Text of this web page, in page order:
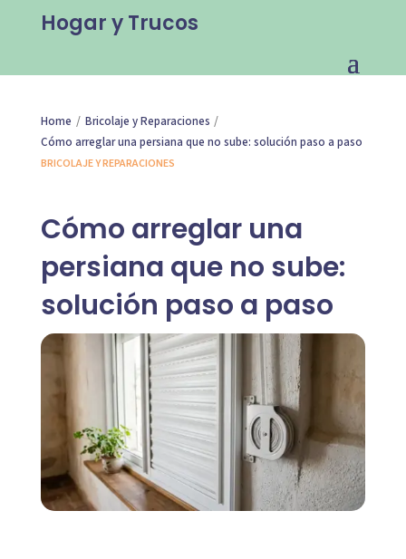
Hogar y Trucos
Home / Bricolaje y Reparaciones /
Cómo arreglar una persiana que no sube: solución paso a paso
BRICOLAJE Y REPARACIONES
Cómo arreglar una
persiana que no sube:
solución paso a paso